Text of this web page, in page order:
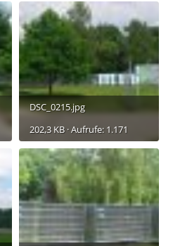
DSC_0215.jpg
202,3 KB · Aufrufe: 1.171